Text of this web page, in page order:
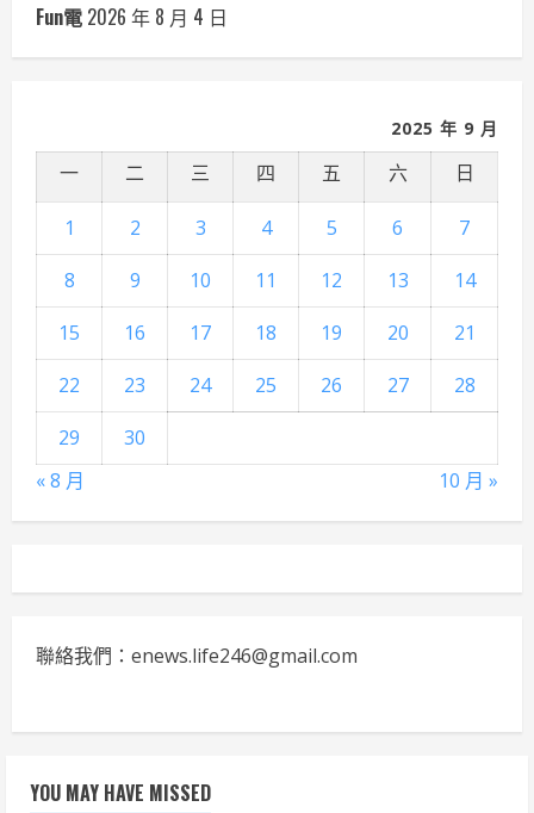
Fun電 2026 年 8 月 4 日
2025 年 9 月
一 二 三 四 五 六 日
1 2 3 4 5 6
7
8
9 10 11 12 13
14
15
16 17 18 19 20
21
22
23 24 25 26 27
28
29
30
« 8 月
10 月 »
聯絡我們：enews.life246@gmail.com
YOU MAY HAVE MISSED